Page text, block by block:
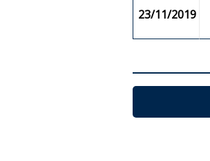
23/11/2019